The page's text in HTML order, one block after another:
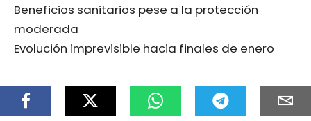
Beneficios sanitarios pese a la protección
moderada
Evolución imprevisible hacia finales de enero